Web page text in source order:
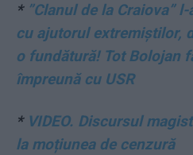
* ”Clanul de la Craiova”
cu ajutorul extremiștilor,
o fundătură! Tot Bolojan
împreună cu USR
* VIDEO. Discursul
la moțiunea de cenzură